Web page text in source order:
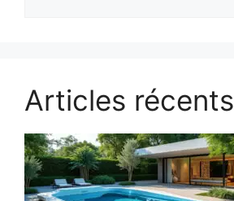
Articles récents